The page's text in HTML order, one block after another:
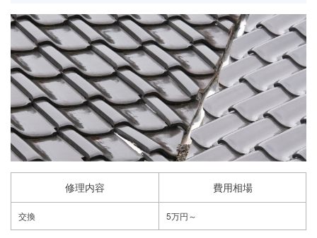
修理内容 費用相場
交換 5万円～